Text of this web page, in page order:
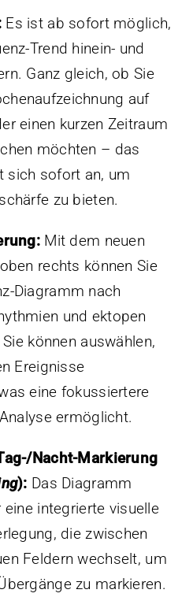
Es ist ab sofort möglich,
Trend hinein- und
Ganz gleich, ob Sie
auf
einen kurzen Zeitraum
möchten – das
sich sofort an, um
zu bieten.
Mit dem neuen
rechts können Sie
Diagramm nach
und ektopen
können auswählen,
Ereignisse
eine fokussiertere
ermöglicht.
Nacht-Markierung
): Das Diagramm
integrierte visuelle
die zwischen
Feldern wechselt, um
zu markieren.